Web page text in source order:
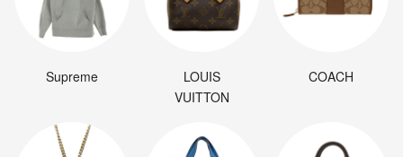
Supreme
LOUIS
VUITTON
COACH